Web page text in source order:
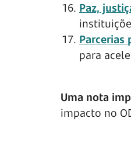
Paz,
Parcerias
para
Uma nota
impacto no